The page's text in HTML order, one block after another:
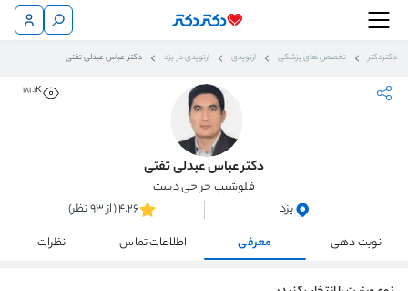
دکتردکتر تخصص های پزشکی ارتوپدی ارتوپدی در یزد دکتر عباس عبدلی تفتی
181.1K
دکتر عباس عبدلی تفتی
فلوشیپ جراحی دست
یزد
4.26 (از 93 نظر)
نوبت دهی
معرفی اطلاعات تماس نظرات